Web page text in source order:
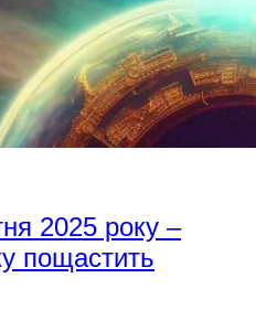
2025 року –
пощастить